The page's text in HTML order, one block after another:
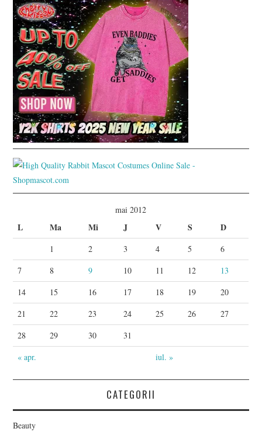
mai 2012
L Ma Mi J V S D
« apr. iul. »
1 2 3 4 5
6
7
8 9 10 11 12
13
14
15 16 17 18 19
20
21
22 23 24 25 26
27
28
29 30 31
CATEGORII
Beauty